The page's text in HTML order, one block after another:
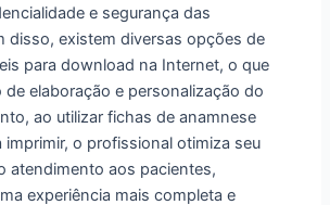
e segurança das
disso, existem diversas opções de
para download na Internet, o que
elaboração e personalização do
ao utilizar fichas de anamnese
o profissional otimiza seu
atendimento aos pacientes,
experiência mais completa e